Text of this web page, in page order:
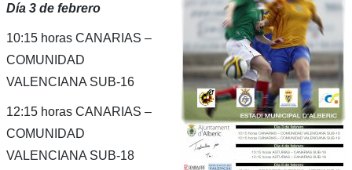
Día 3 de febrero
10:15 horas CANARIAS –
COMUNIDAD
VALENCIANA SUB-16
12:15 horas CANARIAS –
COMUNIDAD
VALENCIANA SUB-18